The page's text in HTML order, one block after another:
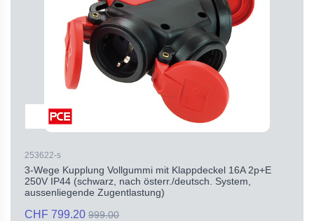
253622-s
3-Wege Kupplung Vollgummi mit Klappdeckel 16A 2p+E
250V IP44 (schwarz, nach österr./deutsch. System,
aussenliegende Zugentlastung)
CHF 799.20 999.00